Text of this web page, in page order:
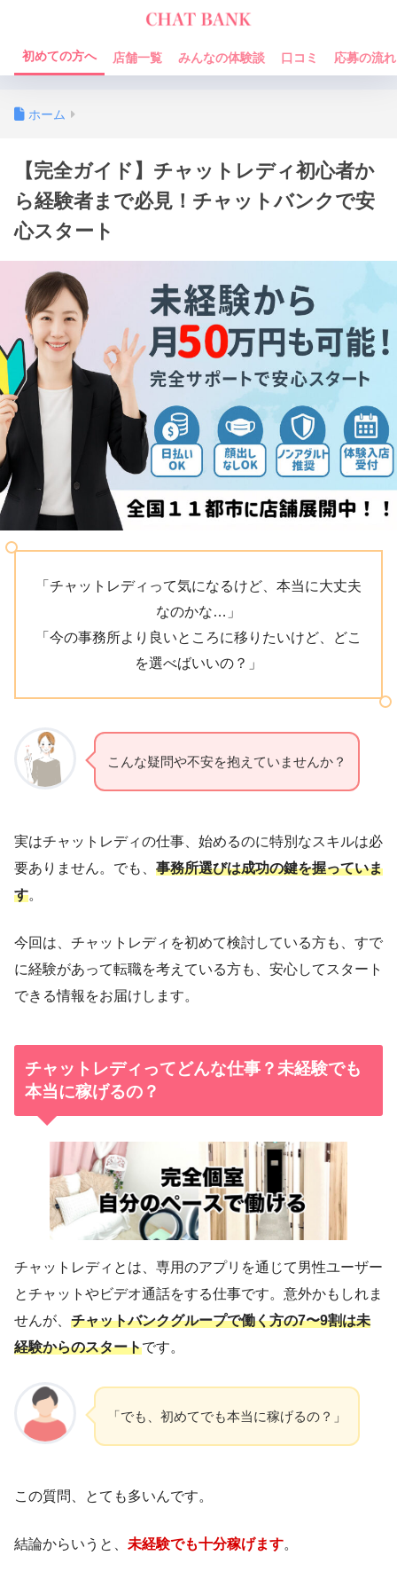
初めての方へ 店舗一覧 みんなの体験談 口コミ 応募の流れ
ホーム
【完全ガイド】チャットレディ初心者か
ら経験者まで必見！チャットバンクで安
心スタート
「チャットレディって気になるけど、本当に大丈夫
なのかな…」
「今の事務所より良いところに移りたいけど、どこ
を選べばいいの？」
こんな疑問や不安を抱えていませんか？
実はチャットレディの仕事、始めるのに特別なスキルは必
要ありません。でも、 事務所選びは成功の鍵を握っていま
す。
今回は、チャットレディを初めて検討している方も、すで
に経験があって転職を考えている方も、安心してスタート
できる情報をお届けします。
チャットレディってどんな仕事？未経験でも
本当に稼げるの？
チャットレディとは、専用のアプリを通じて男性ユーザー
とチャットやビデオ通話をする仕事です。意外かもしれま
せんが、 チャットバンクグループで働く方の7〜9割は未
経験からのスタートです。
「でも、初めてでも本当に稼げるの？」
この質問、とても多いんです。
結論からいうと、 未経験でも十分稼げます。